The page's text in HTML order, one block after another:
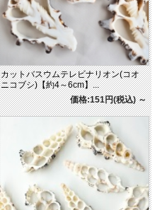
カットバスウムテレビナリオン(コオ
ニコブシ)【約4～6cm】...
価格:151円(税込)～